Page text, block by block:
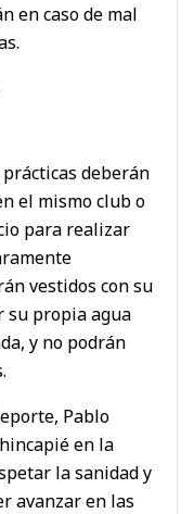
en caso de mal
deberán
el mismo club o
para realizar
vestidos con su
su propia agua
y no podrán
Pablo
en la
la sanidad y
avanzar en las